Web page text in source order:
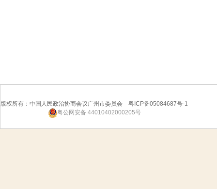
版权所有：中国人民政治协商会议广州市委员会 粤ICP备05084687号-1
粤公网安备 44010402000205号